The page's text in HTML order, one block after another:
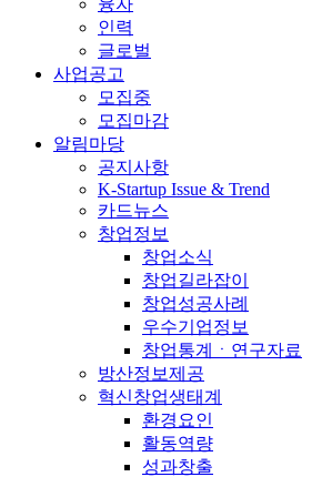
인력
글로벌
사업공고
모집중
모집마감
알림마당
공지사항
K-Startup Issue & Trend
카드뉴스
창업정보
창업소식
창업길라잡이
창업성공사례
우수기업정보
창업통계ㆍ연구자료
방산정보제공
혁신창업생태계
환경요인
활동역량
성과창출